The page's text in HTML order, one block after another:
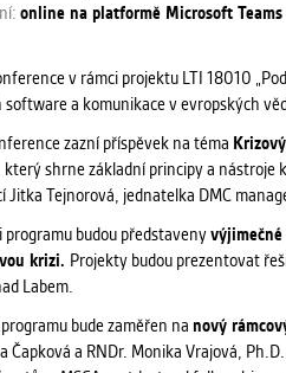
online na platformě Microsoft Teams
v rámci projektu LTI 18010
a komunikace v evropských
zazní příspěvek na téma
který shrne základní principy a nástroje
Jitka Tejnorová, jednatelka DMC
programu budou představeny
krizi. Projekty budou prezentovat
Labem.
bude zaměřen na nový
Čapková a RNDr. Monika Vrajová,